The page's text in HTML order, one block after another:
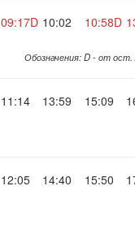
09:17D 10:02 10:58D
Обозначения: D - от
11:14 13:59 15:09
12:05 14:40 15:50